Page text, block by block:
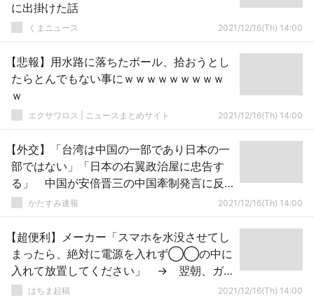
に出掛けた話
くまニュース 2021/12/16(Th) 14:00
【悲報】用水路に落ちたボール、拾おうとし
たらとんでもない事にｗｗｗｗｗｗｗｗｗ
ｗ
エクサワロス | ニュースまとめサイト 2021/12/16(Th) 14:00
【外交】「台湾は中国の一部であり日本の一
部ではない」「日本の右翼政治屋に忠告す
る」 中国が安倍晋三の中国牽制発言に反
発 かたすみ速報 2021/12/16(Th) 14:00
【超便利】メーカー「スマホを水没させてし
まったら、絶対に電源を入れず◯◯の中に
入れて放置してください」 → 翌朝、ガ
チで復活してて話題騒然！！
はちま起稿 2021/12/16(Th) 14:00